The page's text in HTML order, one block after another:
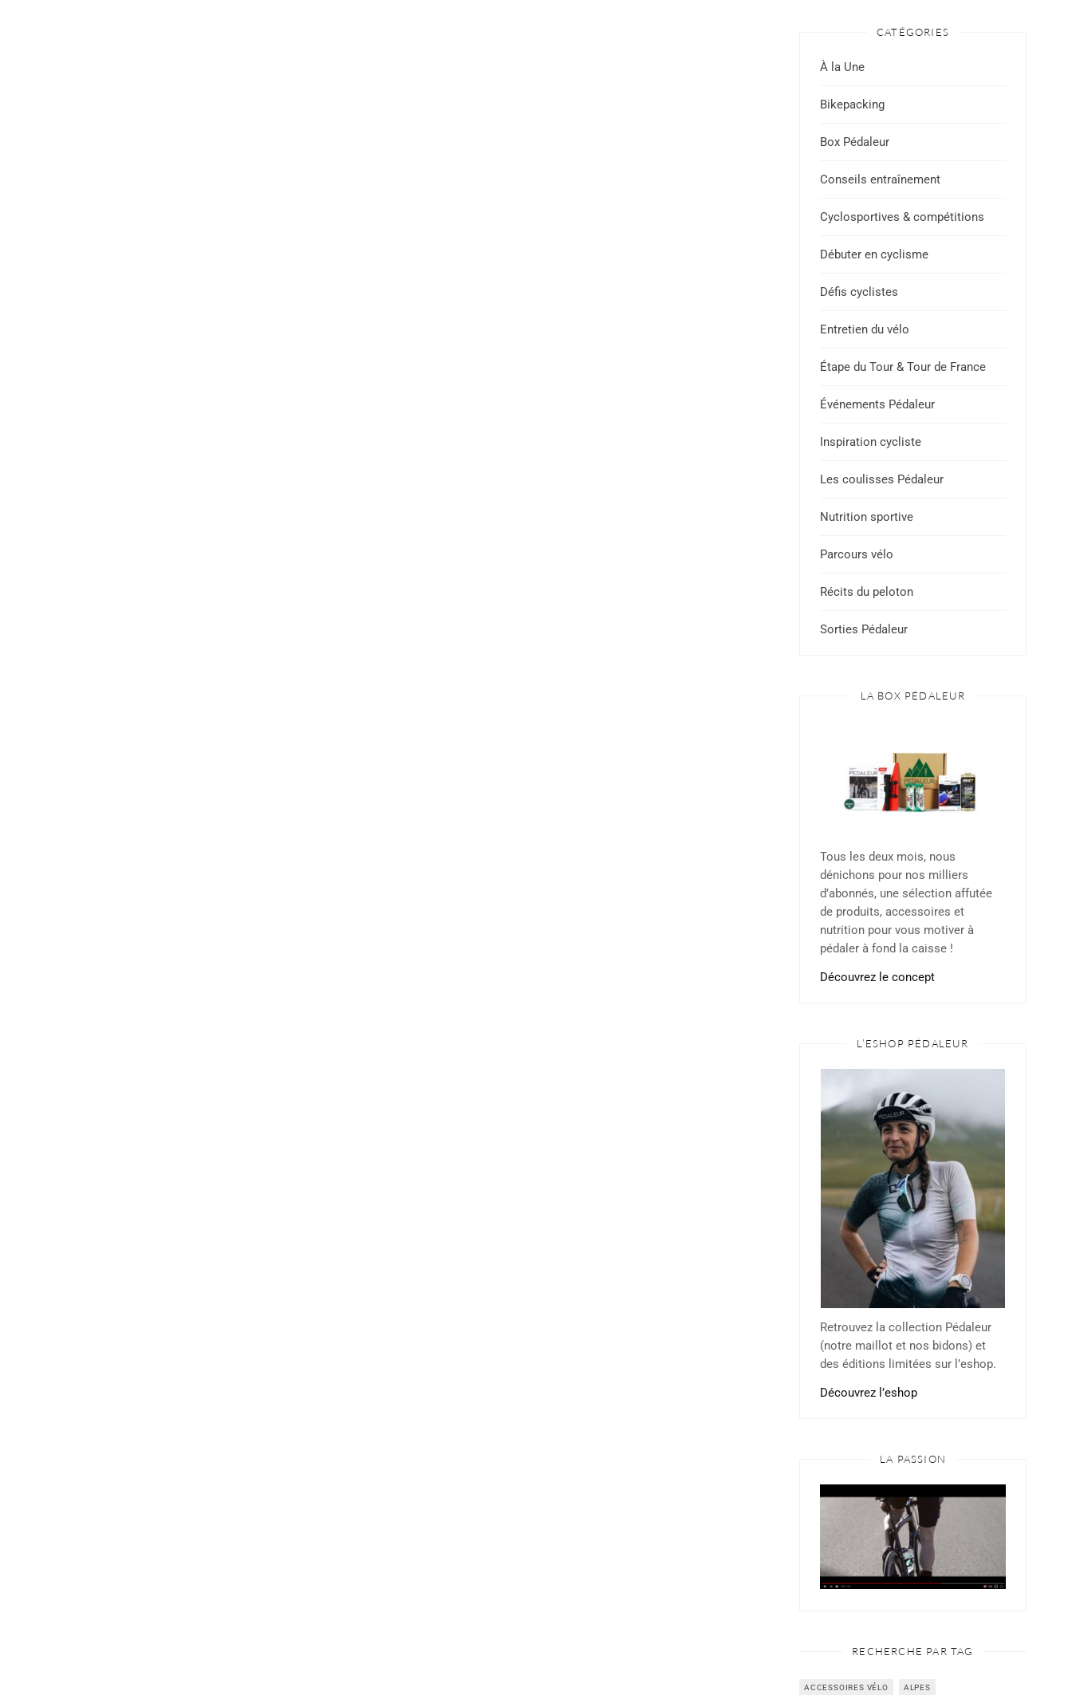
CATÉGORIES
À la Une
Bikepacking
Box Pédaleur
Conseils entraînement
Cyclosportives & compétitions
Débuter en cyclisme
Défis cyclistes
Entretien du vélo
Étape du Tour & Tour de France
Événements Pédaleur
Inspiration cycliste
Les coulisses Pédaleur
Nutrition sportive
Parcours vélo
Récits du peloton
Sorties Pédaleur
LA BOX PÉDALEUR
Tous les deux mois, nous
dénichons pour nos milliers
d’abonnés, une sélection affutée
de produits, accessoires et
nutrition pour vous motiver à
pédaler à fond la caisse !
Découvrez le concept
L’ESHOP PÉDALEUR
Retrouvez la collection Pédaleur
(notre maillot et nos bidons) et
des éditions limitées sur l’eshop.
Découvrez l’eshop
LA PASSION
RECHERCHE PAR TAG
ACCESSOIRES VÉLO ALPES